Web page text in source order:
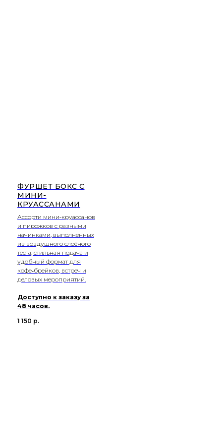
ФУРШЕТ БОКС С
МИНИ-
КРУАССАНАМИ
Ассорти мини‑круассанов
и пирожков с разными
начинками, выполненных
из воздушного слоёного
теста; стильная подача и
удобный формат для
кофе‑брейков, встреч и
деловых мероприятий.
Доступно к заказу за
48 часов.
1 150 р.